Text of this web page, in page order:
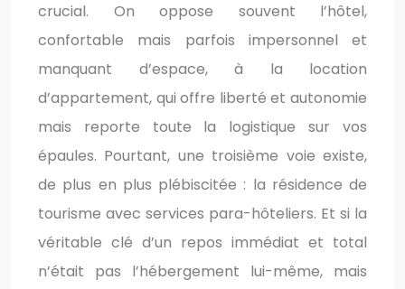
crucial. On oppose souvent l’hôtel,
confortable mais parfois impersonnel et
manquant d’espace, à la location
d’appartement, qui offre liberté et autonomie
mais reporte toute la logistique sur vos
épaules. Pourtant, une troisième voie existe,
de plus en plus plébiscitée : la résidence de
tourisme avec services para-hôteliers. Et si la
véritable clé d’un repos immédiat et total
n’était pas l’hébergement lui-même, mais